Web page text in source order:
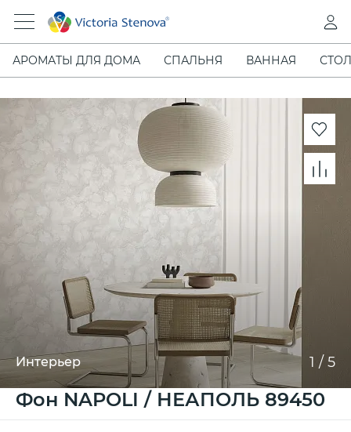
АРОМАТЫ ДЛЯ ДОМА СПАЛЬНЯ ВАННАЯ
Интерьер 1 / 5
Фон NAPOLI / НЕАПОЛЬ 89450